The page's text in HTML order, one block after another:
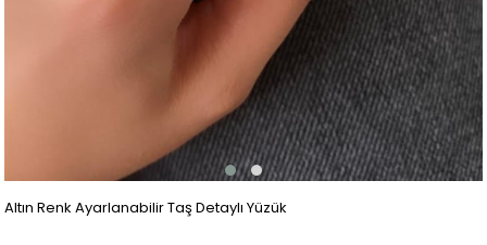
Altın Renk Ayarlanabilir Taş Detaylı Yüzük